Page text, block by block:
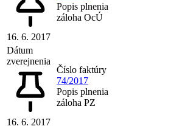
16. 6. 2017
Popis plnenia
záloha OcÚ
Dátum
zverejnenia
16. 6. 2017
Číslo faktúry
74/2017
Popis plnenia
záloha PZ